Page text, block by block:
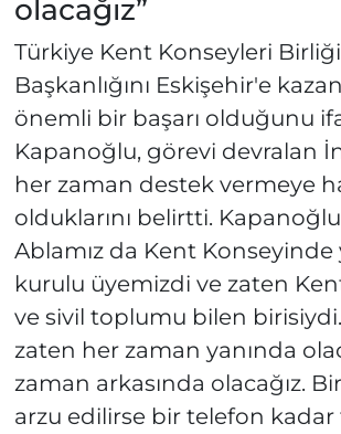
olacağız”
Türkiye Kent Konseyleri
Başkanlığını Eskişehir'e
önemli bir başarı olduğunu
Kapanoğlu, görevi devralan
her zaman destek vermeye
olduklarını belirtti.
Ablamız da Kent
kurulu üyemizdi ve zaten
ve sivil toplumu bilen
zaten her zaman yanında
zaman arkasında olacağız.
arzu edilirse bir telefon